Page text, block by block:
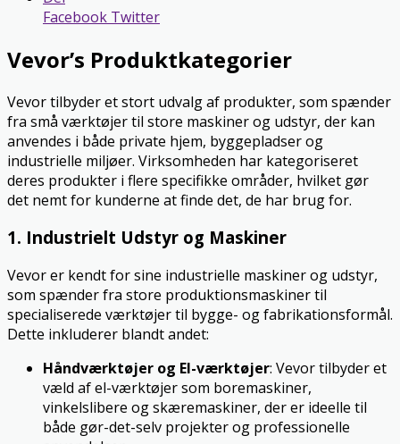
Facebook Twitter
Vevor’s Produktkategorier
Vevor tilbyder et stort udvalg af produkter, som spænder
fra små værktøjer til store maskiner og udstyr, der kan
anvendes i både private hjem, byggepladser og
industrielle miljøer. Virksomheden har kategoriseret
deres produkter i flere specifikke områder, hvilket gør
det nemt for kunderne at finde det, de har brug for.
1. Industrielt Udstyr og Maskiner
Vevor er kendt for sine industrielle maskiner og udstyr,
som spænder fra store produktionsmaskiner til
specialiserede værktøjer til bygge- og fabrikationsformål.
Dette inkluderer blandt andet:
Håndværktøjer og El-værktøjer: Vevor tilbyder et
væld af el-værktøjer som boremaskiner,
vinkelslibere og skæremaskiner, der er ideelle til
både gør-det-selv projekter og professionelle